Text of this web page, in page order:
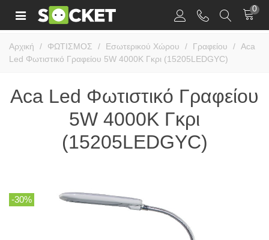
0
Αρχική / ΦΩΤΙΣΜΟΣ / Εσωτερικού Χώρου / Γραφείου / Aca
Led Φωτιστικό Γραφείου 5W 4000K Γκρι (15205LEDGYC)
Aca Led Φωτιστικό Γραφείου
5W 4000K Γκρι
(15205LEDGYC)
-30%